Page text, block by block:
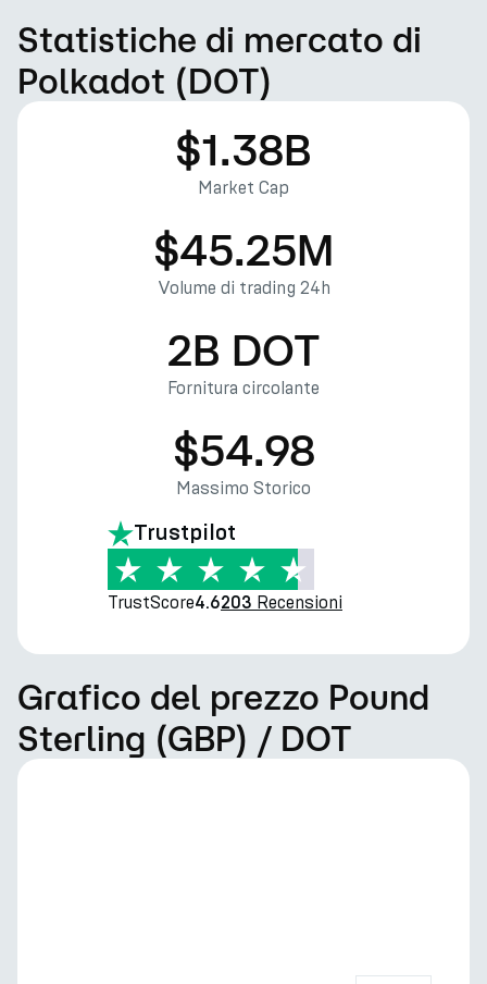
Statistiche di mercato di
Polkadot (DOT)
$1.38B
Market Cap
$45.25M
Volume di trading 24h
2B DOT
Fornitura circolante
$54.98
Massimo Storico
Trustpilot
TrustScore4.6203 Recensioni
Grafico del prezzo Pound
Sterling (GBP) / DOT